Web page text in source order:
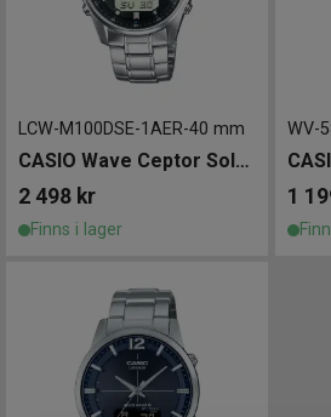
LCW-M100DSE-1AER-40 mm
CASIO Wave Ceptor Solar 40mm
2 498 kr
Finns i lager
WV-
1